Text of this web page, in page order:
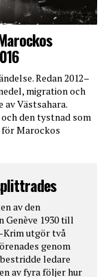
Redan 2012–
migration och
Västsahara.
den tystnad som
Marockos
av den
1930 till
Krim utgör två
genom
ledare
av fyra följer hur